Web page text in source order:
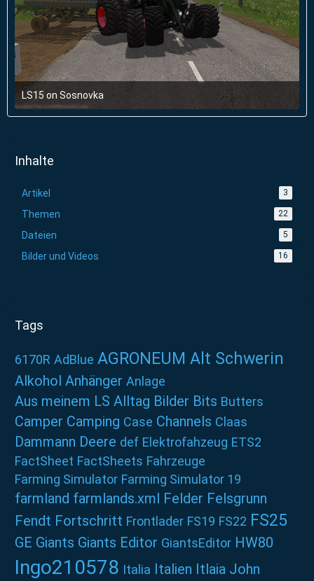
LS15 on Sosnovka
16. Januar 2016 um 23:41
Inhalte
Artikel 3
Themen 22
Dateien 5
Bilder und Videos 16
Tags
6170R AdBlue AGRONEUM Alt Schwerin
Alkohol Anhänger Anlage
Aus meinem LS Alltag Bilder Bits Butters
Camper Camping Case Channels Claas
Dammann Deere def Elektrofahzeug ETS2
FactSheet FactSheets Fahrzeuge
Farming Simulator Farming Simulator 19
farmland farmlands.xml Felder Felsgrunn
Fendt Fortschritt Frontlader FS19 FS22 FS25
GE Giants Giants Editor GiantsEditor HW80
Ingo210578 Italia Italien Itlaia John